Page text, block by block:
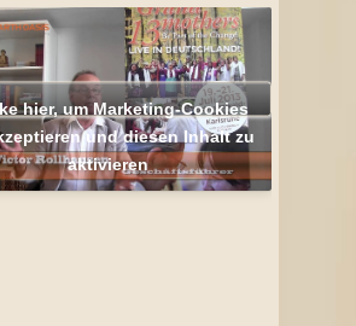
hier, um Marketing-Cookies
und diesen Inhalt zu
aktivieren